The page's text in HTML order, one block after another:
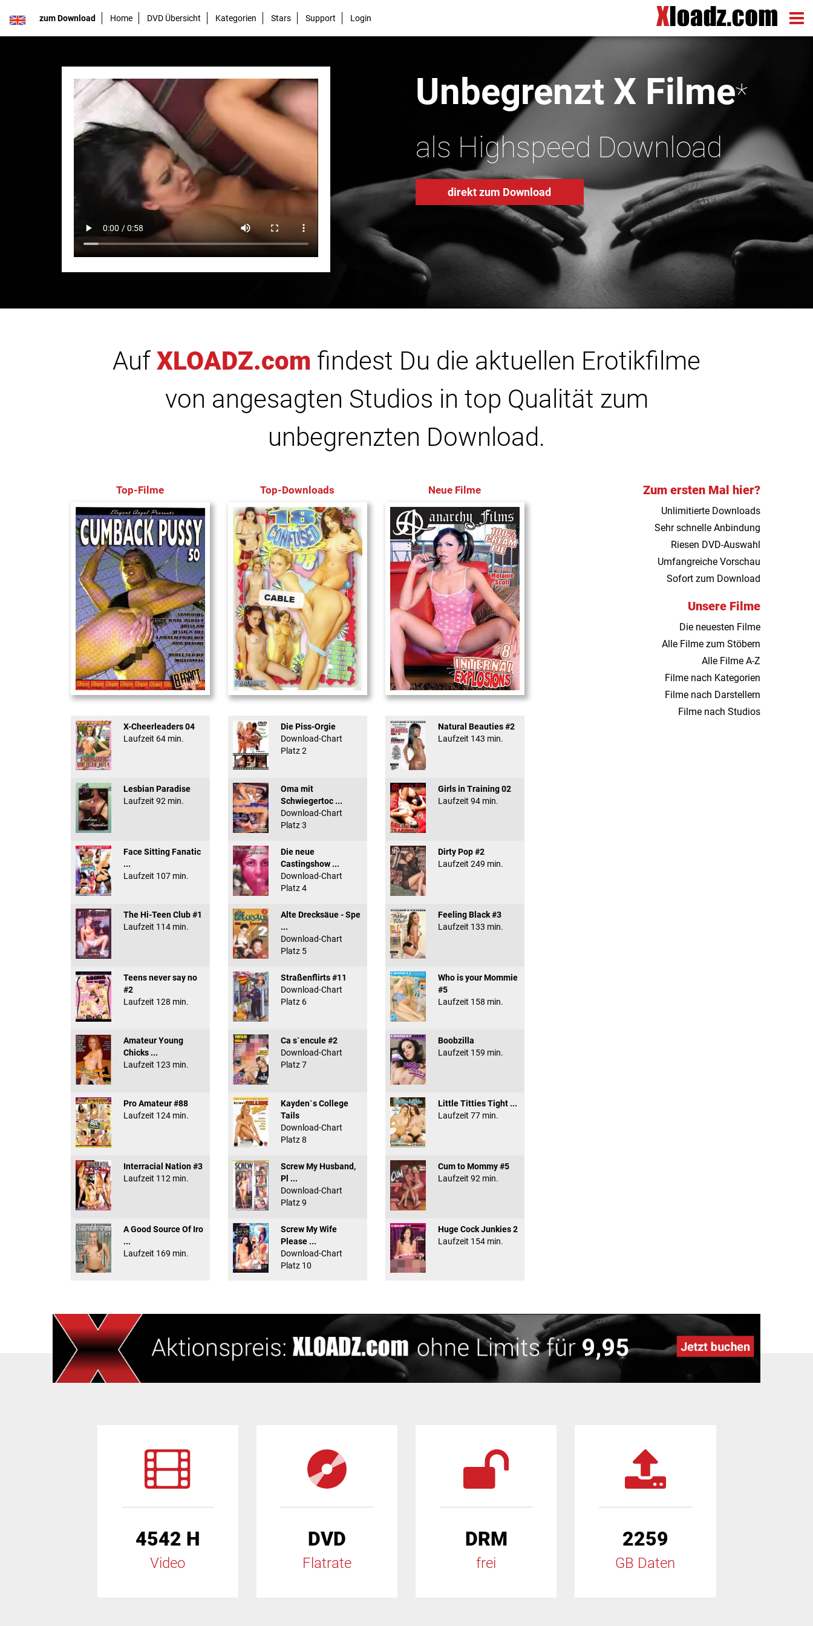
zum Download Home DVD Übersicht Kategorien Stars Support Login
Unbegrenzt X Filme*
als Highspeed Download
direkt zum Download
Auf XLOADZ.com findest Du die aktuellen Erotikfilme
von angesagten Studios in top Qualität zum
unbegrenzten Download.
Top-Filme
Cum Back Pussy #60
X-Cheerleaders 04
Laufzeit 64 min.
Lesbian Paradise
Laufzeit 92 min.
Face Sitting Fanatic
...
Laufzeit 107 min.
The Hi-Teen Club #1
Laufzeit 114 min.
Teens never say no
#2
Laufzeit 128 min.
Amateur Young
Chicks ...
Laufzeit 123 min.
Pro Amateur #88
Laufzeit 124 min.
Interracial Nation #3
Laufzeit 112 min.
A Good Source Of Iro
...
Laufzeit 169 min.
Top-Downloads
18 And Confused #8 - ...
Die Piss-Orgie
Download-Chart
Platz 2
Oma mit
Schwiegertoc ...
Download-Chart
Platz 3
Die neue
Castingshow ...
Download-Chart
Platz 4
Alte Drecksäue - Spe
...
Download-Chart
Platz 5
Straßenflirts #11
Download-Chart
Platz 6
Ca s`encule #2
Download-Chart
Platz 7
Kayden`s College
Tails
Download-Chart
Platz 8
Screw My Husband,
Pl ...
Download-Chart
Platz 9
Screw My Wife
Please ...
Download-Chart
Platz 10
Neue Filme
Internal Explosionen
Natural Beauties #2
Laufzeit 143 min.
Girls in Training 02
Laufzeit 94 min.
Dirty Pop #2
Laufzeit 249 min.
Feeling Black #3
Laufzeit 133 min.
Who is your Mommie
#5
Laufzeit 158 min.
Boobzilla
Laufzeit 159 min.
Little Titties Tight ...
Laufzeit 77 min.
Cum to Mommy #5
Laufzeit 92 min.
Huge Cock Junkies 2
Laufzeit 154 min.
Zum ersten Mal hier?
Unlimitierte Downloads
Sehr schnelle Anbindung
Riesen DVD-Auswahl
Umfangreiche Vorschau
Sofort zum Download
Unsere Filme
Die neuesten Filme
Alle Filme zum Stöbern
Alle Filme A-Z
Filme nach Kategorien
Filme nach Darstellern
Filme nach Studios
4542 H
Video
DVD
Flatrate
DRM
frei
2259
GB Daten